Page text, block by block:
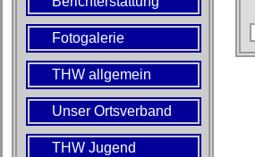
Fotogalerie
THW allgemein
Unser Ortsverband
THW Jugend